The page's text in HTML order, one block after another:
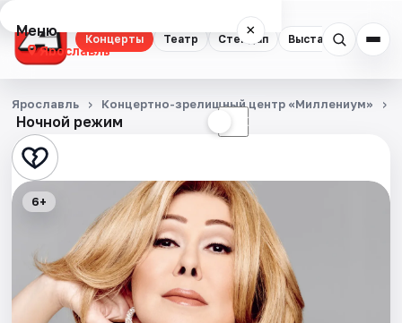
Концерты Театр Стендап Выставки
Меню ×
Ярославль
Концерты
Театр
Стендап
Квесты
Экскурсии
Ночной режим ☾
Ярославль Концертно-зрелищный центр «Миллениум»
6+